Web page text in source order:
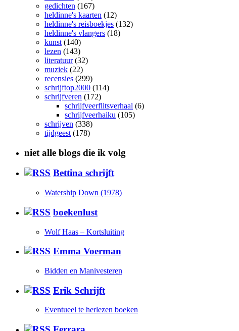
gedichten (167)
heldinne's kaarten (12)
heldinne's reisboekjes (132)
heldinne's vlangers (18)
kunst (140)
lezen (143)
literatuur(32)
muziek (22)
recensies (299)
schrijftop2000 (114)
schrijfveren (172)
schrijfveerflitsverhaal (6)
schrijfveerhaiku (105)
schrijven (338)
tijdgeest (178)
niet alle blogs die ik volg
Bettina schrijft
Watership Down (1978)
boekenlust
Wolf Haas – Kortsluiting
Emma Voerman
Bidden en Manivesteren
Erik Schrijft
Eventueel te herlezen boeken